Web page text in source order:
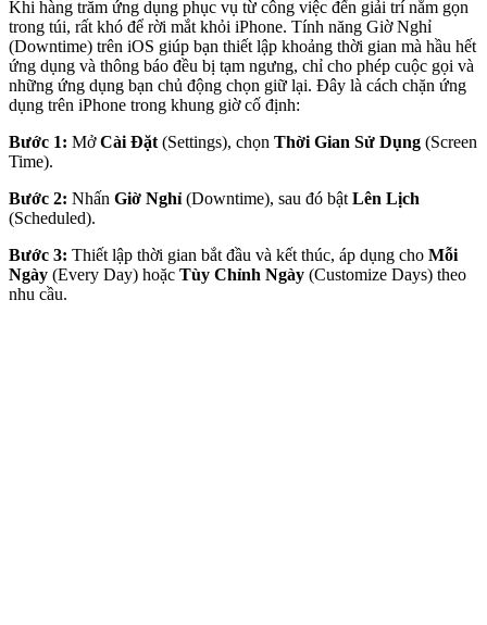
Khi hàng trăm ứng dụng phục vụ từ công việc đến giải trí nằm gọn
trong túi, rất khó để rời mắt khỏi iPhone. Tính năng Giờ Nghỉ
(Downtime) trên iOS giúp bạn thiết lập khoảng thời gian mà hầu hết
ứng dụng và thông báo đều bị tạm ngưng, chỉ cho phép cuộc gọi và
những ứng dụng bạn chủ động chọn giữ lại. Đây là cách chặn ứng
dụng trên iPhone trong khung giờ cố định:
Bước 1: MởCài Đặt (Settings), chọn Thời Gian Sử Dụng (Screen
Time).
Bước 2: Nhấn Giờ Nghỉ (Downtime), sau đó bật Lên Lịch
(Scheduled).
Bước 3: Thiết lập thời gian bắt đầu và kết thúc, áp dụng cho Mỗi
Ngày (Every Day) hoặc Tùy Chỉnh Ngày (Customize Days) theo
nhu cầu.